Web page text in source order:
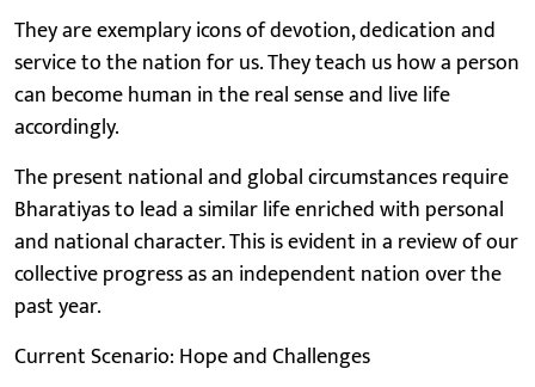
They are exemplary icons of devotion, dedication and
service to the nation for us. They teach us how a person
can become human in the real sense and live life
accordingly.
The present national and global circumstances require
Bharatiyas to lead a similar life enriched with personal
and national character. This is evident in a review of our
collective progress as an independent nation over the
past year.
Current Scenario: Hope and Challenges